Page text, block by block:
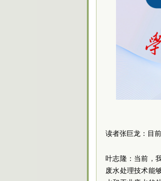
读者张巨龙：目
叶志隆：当前，
废水处理技术能